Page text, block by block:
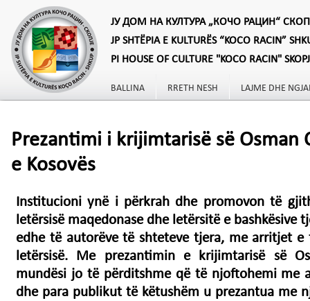
ЈУ ДОМ НА КУЛТУРА „КОЧО РАЦИН“
JP SHTËPIA E KULTURËS “KOCO RACIN”
PI HOUSE OF CULTURE "KOCO RACIN"
BALLINA RRETH NESH LAJME DHE
Prezantimi i krijimtarisë së Osman
e Kosovës
Institucioni ynë i përkrah dhe promovon të
letërsisë maqedonase dhe letërsitë e bashkësive
edhe të autorëve të shteteve tjera, me arritjet e
letërsisë. Me prezantimin e krijimtarisë së
mundësi jo të përditshme që të njoftohemi me
dhe para publikut të këtushëm u prezantua me